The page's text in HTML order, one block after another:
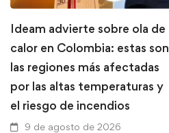
Ideam advierte sobre ola de
calor en Colombia: estas son
las regiones más afectadas
por las altas temperaturas y
el riesgo de incendios
9 de agosto de 2026